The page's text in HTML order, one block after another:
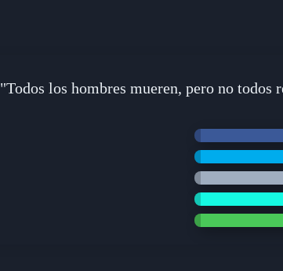
"Todos los hombres mueren, pero no todos